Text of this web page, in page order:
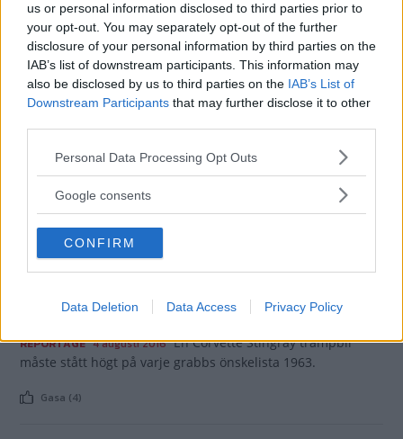
us or personal information disclosed to third parties prior to
your opt-out. You may separately opt-out of the further
disclosure of your personal information by third parties on the
IAB’s list of downstream participants. This information may
also be disclosed by us to third parties on the IAB’s List of
Downstream Participants that may further disclose it to other
Please note that this website/app uses one or more Google
not limited to your visit or usage behaviour. You may click to
use your data for below specified purposes in below Google
consent section.
Personal Data Processing Opt Outs
Google consents
CONFIRM
Data Deletion Data Access Privacy Policy
Gasa (5)
Corvetter i annan
kostym
BILDSPEL 22 november 2018 Att skrädda om Corvetter i
specialkarosser har inte gjorts i någon större omfattning,
dom är ju rätt tuffa redan som dom är. Men några exempel
har dock gjorts genom åren.
Gasa (5)
1963
REPORTAGE 4 augusti 2016 En Corvette Stingray trampbil
måste stått högt på varje grabbs önskelista 1963.
Gasa (4)